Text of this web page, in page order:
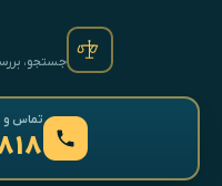
جستجو،
تماس و